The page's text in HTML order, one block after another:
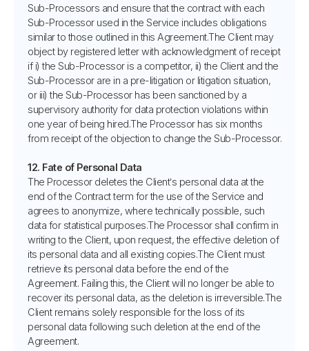
Sub-Processors and ensure that the contract with each
Sub-Processor used in the Service includes obligations
similar to those outlined in this Agreement.The Client may
object by registered letter with acknowledgment of receipt
if i) the Sub-Processor is a competitor, ii) the Client and the
Sub-Processor are in a pre-litigation or litigation situation,
or iii) the Sub-Processor has been sanctioned by a
supervisory authority for data protection violations within
one year of being hired.The Processor has six months
from receipt of the objection to change the Sub-Processor.
12. Fate of Personal Data
The Processor deletes the Client’s personal data at the
end of the Contract term for the use of the Service and
agrees to anonymize, where technically possible, such
data for statistical purposes.The Processor shall confirm in
writing to the Client, upon request, the effective deletion of
its personal data and all existing copies.The Client must
retrieve its personal data before the end of the
Agreement. Failing this, the Client will no longer be able to
recover its personal data, as the deletion is irreversible.The
Client remains solely responsible for the loss of its
personal data following such deletion at the end of the
Agreement.